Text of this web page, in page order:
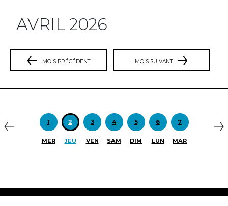
AVRIL 2026
MOIS PRÉCÉDENT MOIS SUIVANT
1
MER
2
JEU
3
VEN
4
SAM
5
DIM
6
LUN
7
MAR